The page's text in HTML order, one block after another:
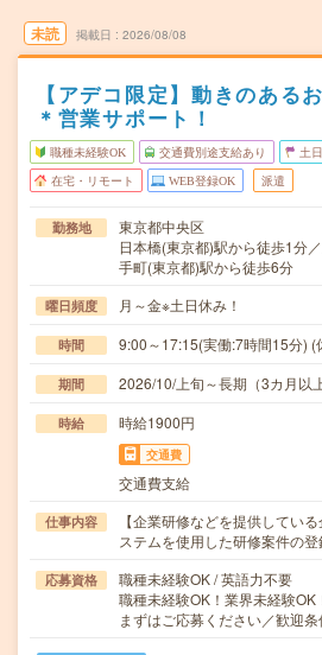
未読 掲載日 2026/08/08
【アデコ限定】動きのある
＊営業サポート！
職種未経験OK 交通費別途支給あり 土
在宅・リモート WEB登録OK 派遣
勤務地
東京都中央区
日本橋(東京都)駅から徒歩1分
手町(東京都)駅から徒歩6分
曜日頻度 月～金※土日休み！
時間 9:00～17:15(実働:7時間15分) (
期間 2026/10/上旬～長期（3カ月
時給 時給1900円
交通費
交通費支給
仕事内容
【企業研修などを提供してい
ステムを使用した研修案件の
応募資格
職種未経験OK / 英語力不要
職種未経験OK！業界未経験OK
まずはご応募ください／歓迎